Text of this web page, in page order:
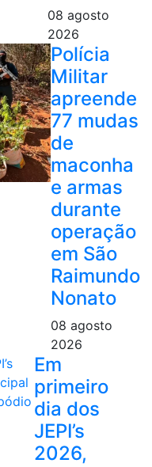
08 agosto
2026
Polícia
Militar
apreende
77 mudas
de
maconha
e armas
durante
operação
em São
Raimundo
Nonato
08 agosto
2026
Em
primeiro
dia dos
JEPI’s
2026,